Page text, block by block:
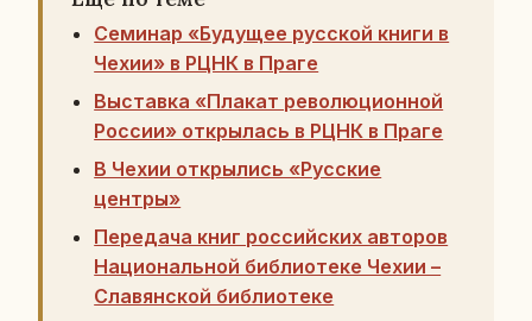
Семинар «Будущее русской книги в
Чехии» в РЦНК в Праге
Выставка «Плакат революционной
России» открылась в РЦНК в Праге
В Чехии открылись «Русские
центры»
Передача книг российских авторов
Национальной библиотеке Чехии –
Славянской библиотеке